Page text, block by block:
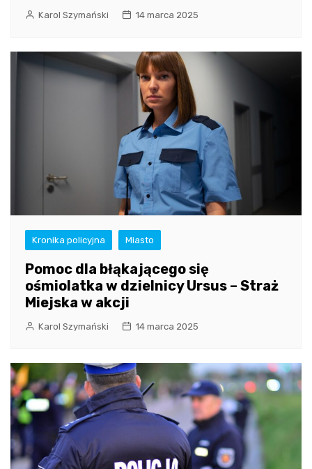
Karol Szymański 14 marca 2025
Kronika policyjna Miasto
Pomoc dla błąkającego się
ośmiolatka w dzielnicy Ursus – Straż
Miejska w akcji
Karol Szymański 14 marca 2025